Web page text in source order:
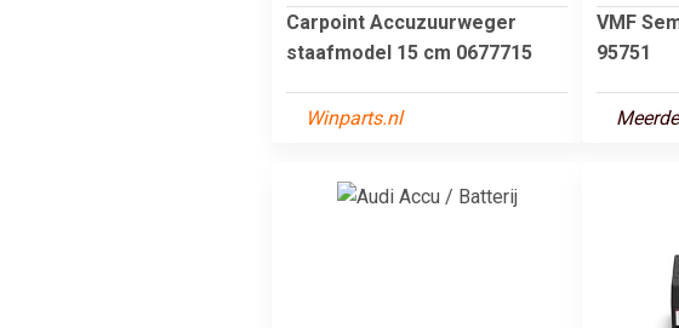
Carpoint Accuzuurweger
staafmodel 15 cm 0677715
Winparts.nl
VMF
95751